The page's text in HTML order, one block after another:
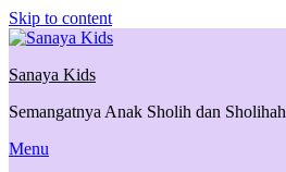
Skip to content
Sanaya Kids
Semangatnya Anak Sholih dan Sholihah
Menu